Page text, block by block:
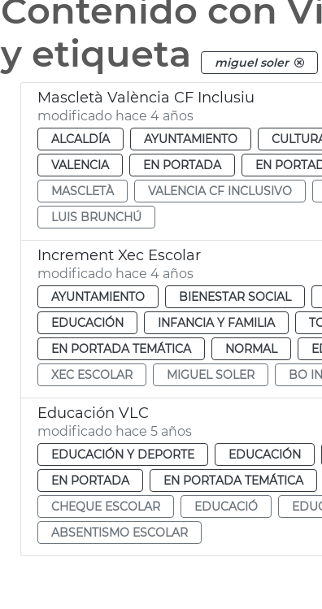
Contenido con
y etiqueta miguel soler
Mascletà València CF Inclusiu
modificado hace 4 años
ALCALDÍA AYUNTAMIENTO
VALENCIA
EN PORTADA EN
MASCLETÀ
VALENCIA CF INCLUSIVO
LUIS BRUNCHÚ
Increment Xec Escolar
modificado hace 4 años
AYUNTAMIENTO BIENESTAR SOCIAL
EDUCACIÓN
INFANCIA Y FAMILIA
EN PORTADA TEMÁTICA
NORMAL
XEC ESCOLAR
MIGUEL SOLER BO
Educación VLC
modificado hace 5 años
EDUCACIÓN Y DEPORTE EDUCACIÓN
EN PORTADA
EN PORTADA TEMÁTICA
CHEQUE ESCOLAR
EDUCACIÓ
ABSENTISMO ESCOLAR